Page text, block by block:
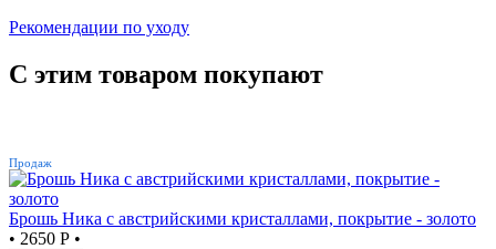
Рекомендации по уходу
С этим товаром покупают
Продаж
Брошь Ника с австрийскими кристаллами, покрытие - золото
• 2650 Р •